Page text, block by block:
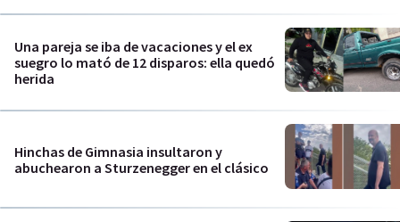
Una pareja se iba de vacaciones y el ex
suegro lo mató de 12 disparos: ella quedó
herida
Hinchas de Gimnasia insultaron y
abuchearon a Sturzenegger en el clásico